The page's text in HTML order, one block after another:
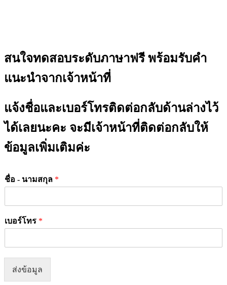
สนใจทดสอบระดับภาษาฟรี พร้อมรับคำ
แนะนำจากเจ้าหน้าที่
แจ้งชื่อและเบอร์โทรติดต่อกลับด้านล่างไว้
ได้เลยนะคะ จะมีเจ้าหน้าที่ติดต่อกลับให้
ข้อมูลเพิ่มเติมค่ะ
ชื่อ - นามสกุล *
เบอร์โทร *
ส่งข้อมูล